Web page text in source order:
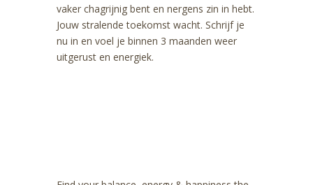
vaker chagrijnig bent en nergens zin in hebt.
Jouw stralende toekomst wacht. Schrijf je
nu in en voel je binnen 3 maanden weer
uitgerust en energiek.